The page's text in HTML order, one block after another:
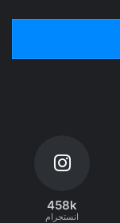
458k
انستجرام